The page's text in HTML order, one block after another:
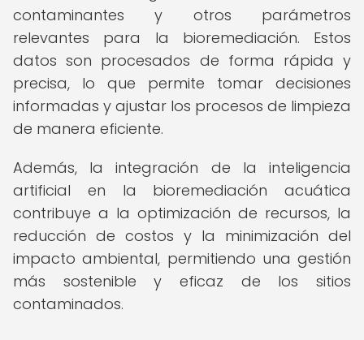
contaminantes y otros parámetros
relevantes para la bioremediación. Estos
datos son procesados de forma rápida y
precisa, lo que permite tomar decisiones
informadas y ajustar los procesos de limpieza
de manera eficiente.
Además, la integración de la inteligencia
artificial en la bioremediación acuática
contribuye a la optimización de recursos, la
reducción de costos y la minimización del
impacto ambiental, permitiendo una gestión
más sostenible y eficaz de los sitios
contaminados.